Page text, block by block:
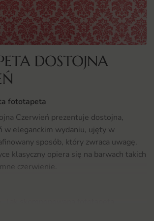
DOSTOJNA
fototapeta
Czerwień prezentuje dostojna,
w eleganckim wydaniu, ujęty w
sposób, który zwraca uwagę.
klasyczny opiera się na barwach takich
czerwienie.
w detalach, by zachować głębię i